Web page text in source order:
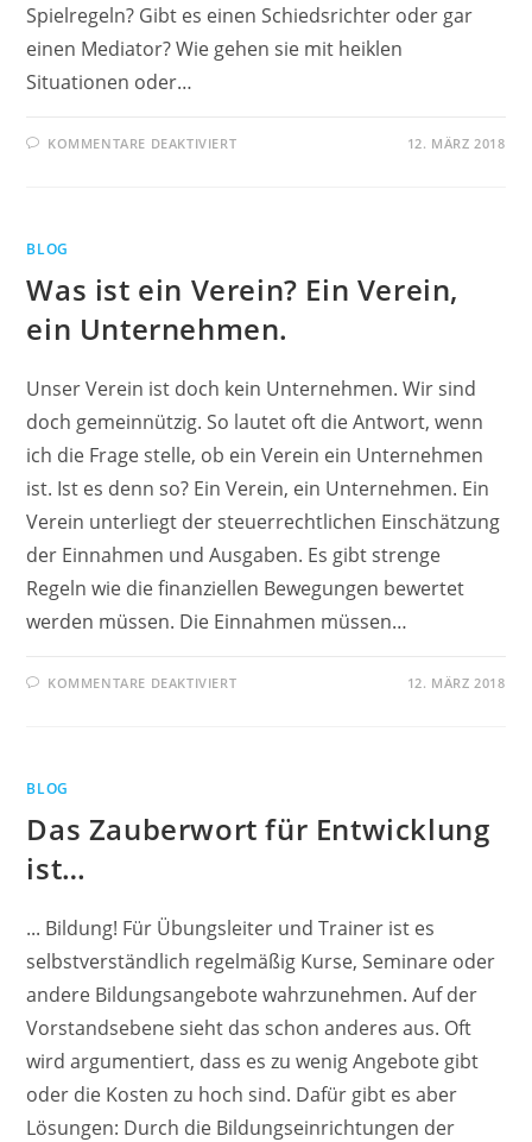
Spielregeln? Gibt es einen Schiedsrichter oder gar
einen Mediator? Wie gehen sie mit heiklen
Situationen oder…
KOMMENTARE DEAKTIVIERTFÜR 12. MÄRZ 2018
BLOG
Was ist ein Verein? Ein Verein,
ein Unternehmen.
Unser Verein ist doch kein Unternehmen. Wir sind
doch gemeinnützig. So lautet oft die Antwort, wenn
ich die Frage stelle, ob ein Verein ein Unternehmen
ist. Ist es denn so? Ein Verein, ein Unternehmen. Ein
Verein unterliegt der steuerrechtlichen Einschätzung
der Einnahmen und Ausgaben. Es gibt strenge
Regeln wie die finanziellen Bewegungen bewertet
werden müssen. Die Einnahmen müssen…
KOMMENTARE DEAKTIVIERTFÜR 12. MÄRZ 2018
BLOG
Das Zauberwort für Entwicklung
ist…
... Bildung! Für Übungsleiter und Trainer ist es
selbstverständlich regelmäßig Kurse, Seminare oder
andere Bildungsangebote wahrzunehmen. Auf der
Vorstandsebene sieht das schon anderes aus. Oft
wird argumentiert, dass es zu wenig Angebote gibt
oder die Kosten zu hoch sind. Dafür gibt es aber
Lösungen: Durch die Bildungseinrichtungen der